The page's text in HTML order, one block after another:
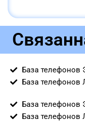
База телефонов
База телефонов
База телефонов
База телефонов